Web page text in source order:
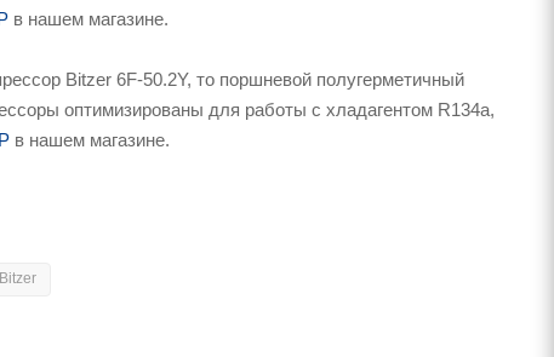
в нашем магазине.
Bitzer 6F-50.2Y, то поршневой полугерметичный
оптимизированы для работы с хладагентом R134a,
в нашем магазине.